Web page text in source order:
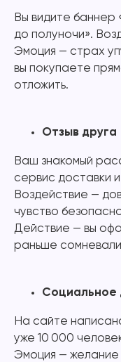
Вы видите баннер
до полуночи».
Эмоция — страх
вы покупаете
отложить.
Отзыв друга
Ваш знакомый
сервис доставки
Воздействие —
чувство
Действие — вы
раньше
Социальное
На сайте
уже 10 000
Эмоция — желание